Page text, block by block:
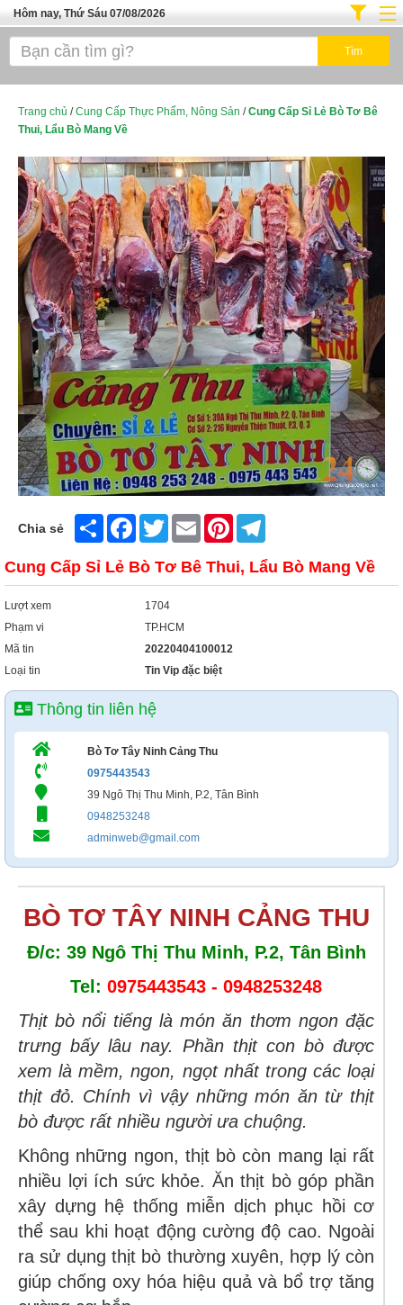
Hôm nay, Thứ Sáu 07/08/2026
Trang chủ
Tuyển Sinh Đào Tạo
Đồ Dùng Nội Ngoại Thất
Điện Tử Điện Máy
Làm Đẹp
Thời Trang
Việc Làm
Dịch Vụ
Hàng Tiêu Dùng
Xây Dựng
Tổng Hợp
Trang chủ /Cung Cấp Thực Phẩm, Nông Sản /Cung Cấp Sỉ Lẻ Bò Tơ Bê
Thui, Lẩu Bò Mang Về
Chia sẻ Share FacebookTwitter Email Pinterest
Cung Cấp Sỉ Lẻ Bò Tơ Bê Thui, Lẩu Bò Mang Về
Lượt xem
1704
Phạm vi
TP.HCM
Mã tin
20220404100012
Loại tin
Tin Vip đặc biệt
Thông tin liên hệ
Bò Tơ Tây Ninh Cảng Thu
0975443543
39 Ngô Thị Thu Minh, P.2, Tân Bình
0948253248
adminweb@gmail.com
BÒ TƠ TÂY NINH CẢNG THU
Đ/c: 39 Ngô Thị Thu Minh, P.2, Tân Bình
Tel: 0975443543 - 0948253248
Thịt bò nổi tiếng là món ăn thơm ngon đặc
trưng bấy lâu nay. Phần thịt con bò được
xem là mềm, ngon, ngọt nhất trong các loại
thịt đỏ. Chính vì vậy những món ăn từ thịt
bò được rất nhiều người ưa chuộng.
Không những ngon, thịt bò còn mang lại rất
nhiều lợi ích sức khỏe. Ăn thịt bò góp phần
xây dựng hệ thống miễn dịch phục hồi cơ
thể sau khi hoạt động cường độ cao. Ngoài
ra sử dụng thịt bò thường xuyên, hợp lý còn
giúp chống oxy hóa hiệu quả và bổ trợ tăng